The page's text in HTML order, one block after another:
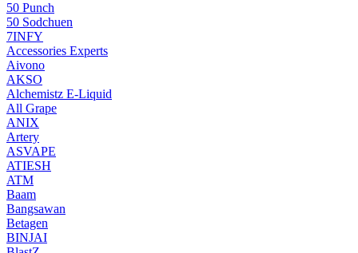
50 Punch
50 Sodchuen
7INFY
Accessories Experts
Aivono
AKSO
Alchemistz E-Liquid
All Grape
ANIX
Artery
ASVAPE
ATIESH
ATM
Baam
Bangsawan
Betagen
BINJAI